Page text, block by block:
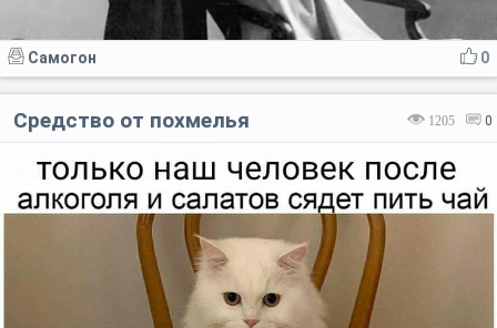
0
Самогон
1205 0
Средство от похмелья